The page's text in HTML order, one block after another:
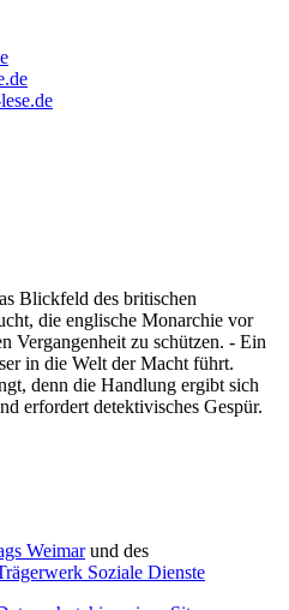
Blickfeld des britischen
die englische Monarchie vor
Vergangenheit zu schützen. - Ein
in die Welt der Macht führt.
denn die Handlung ergibt sich
erfordert detektivisches Gespür.
Weimarund des
Soziale Dienste